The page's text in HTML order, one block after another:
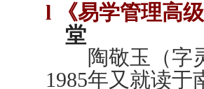
l
《易学管理高
堂
陶敬玉（字灵
1985年又就读于